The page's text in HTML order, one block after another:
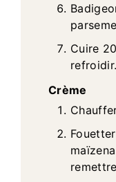
Cuire
refroidir.
Crème